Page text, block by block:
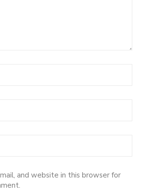
and website in this browser for